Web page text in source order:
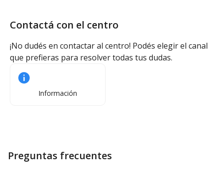
Contactá con el centro
¡No dudés en contactar al centro! Podés elegir el canal
que prefieras para resolver todas tus dudas.
Información
Preguntas frecuentes